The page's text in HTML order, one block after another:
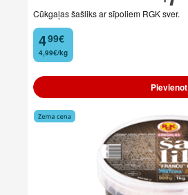
Cūkgaļas šašliks ar sīpoliem RGK sver.
4
. 99€
4,99€/kg
Pievienot